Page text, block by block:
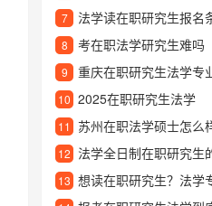
7 法学读在职研究生报名
8 考在职法学研究生难吗
9 重庆在职研究生法学专业
10 2025在职研究生法学
11 苏州在职法学硕士怎么样？报
12 法学全日制在职研究生
13 想读在职研究生？法学